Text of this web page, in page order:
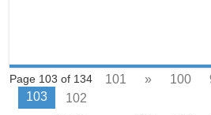
Page 103 of 134 100
«
101
102
103